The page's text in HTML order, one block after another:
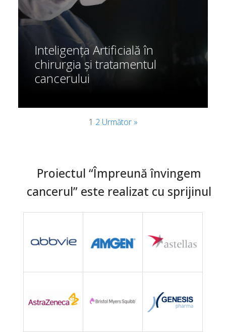
Inteligența Artificială în
chirurgia și tratamentul
cancerului
1 2 Următor »
Proiectul “Împreună învingem
cancerul” este realizat cu sprijinul